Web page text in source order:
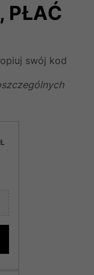
PŁAĆ
swój kod